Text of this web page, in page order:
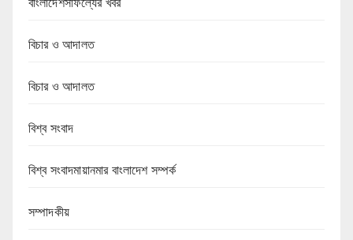
বাংলাদেশসাফল্যের খবর
বিচার ও আদালত
বিচার ও আদালত
বিশ্ব সংবাদ
বিশ্ব সংবাদমায়ানমার বাংলাদেশ সম্পর্ক
সম্পাদকীয়